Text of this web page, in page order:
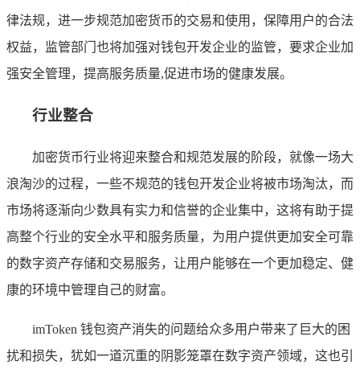
律法规，进一步规范加密货币的交易和使用，保障用户的合法
权益，监管部门也将加强对钱包开发企业的监管，要求企业加
强安全管理，提高服务质量,促进市场的健康发展。
行业整合
加密货币行业将迎来整合和规范发展的阶段，就像一场大
浪淘沙的过程，一些不规范的钱包开发企业将被市场淘汰，而
市场将逐渐向少数具有实力和信誉的企业集中，这将有助于提
高整个行业的安全水平和服务质量，为用户提供更加安全可靠
的数字资产存储和交易服务，让用户能够在一个更加稳定、健
康的环境中管理自己的财富。
imToken 钱包资产消失的问题给众多用户带来了巨大的困
扰和损失，犹如一道沉重的阴影笼罩在数字资产领域，这也引